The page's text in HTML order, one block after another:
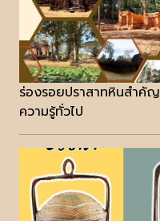
ร่องรอยปราสาทหินสำคัญ
ความรู้ทั่วไป